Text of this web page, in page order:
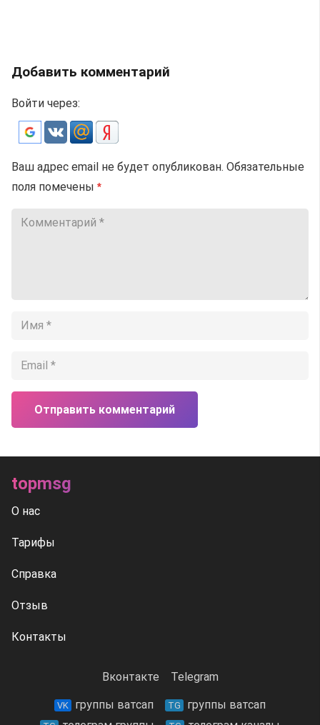
Добавить комментарий
Войти через:
Ваш адрес email не будет опубликован. Обязательные
поля помечены *
Отправить комментарий
topmsg
О нас
Тарифы
Справка
Отзыв
Контакты
Вконтакте Telegram
VK группы ватсап TG группы ватсап